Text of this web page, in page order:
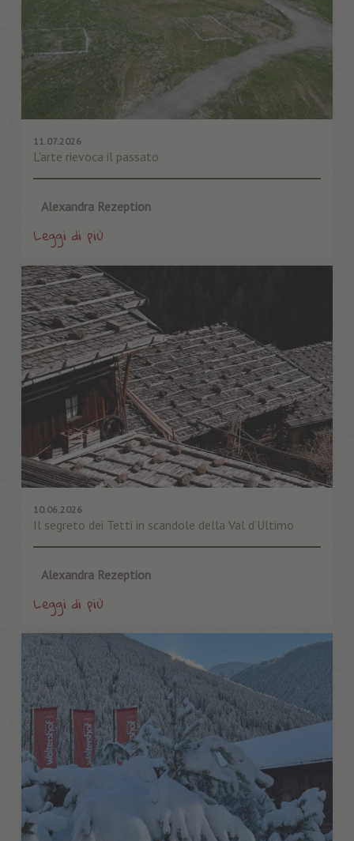
11.07.2026
L'arte rievoca il passato
Alexandra Rezeption
Leggi di più
10.06.2026
Il segreto dei Tetti in scandole della Val d’Ultimo
Alexandra Rezeption
Leggi di più